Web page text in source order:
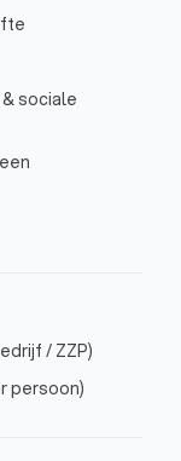
sociale
/ ZZP)
persoon)